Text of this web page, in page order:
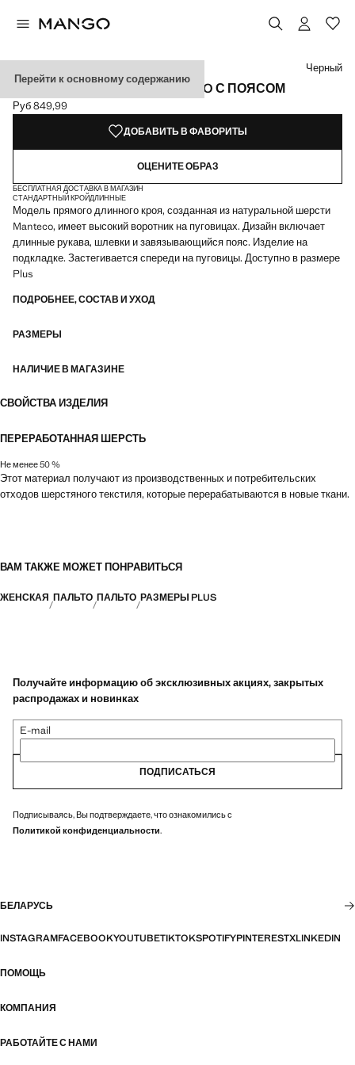
Перейти к основному содержанию
ПАЛЬТО ИЗ ШЕРСТИ MANTECO С ПОЯСОМ
Текущая цена [Руб 849,99 ]
Руб 849,99
Выберите цвет
Выбранный цвет: Черный
Цвет Коричневый средний
Цвет Зеленый
Черный
ДОБАВИТЬ В ФАВОРИТЫ
ОЦЕНИТЕ ОБРАЗ
БЕСПЛАТНАЯ ДОСТАВКА В МАГАЗИН
СТАНДАРТНЫЙ КРОЙДЛИННЫЕ
Модель прямого длинного кроя, созданная из натуральной шерсти
Manteco, имеет высокий воротник на пуговицах. Дизайн включает
длинные рукава, шлевки и завязывающийся пояс. Изделие на
подкладке. Застегивается спереди на пуговицы. Доступно в размере
Plus
ПОДРОБНЕЕ, СОСТАВ И УХОД
РАЗМЕРЫ
НАЛИЧИЕ В МАГАЗИНЕ
СВОЙСТВА ИЗДЕЛИЯ
ПЕРЕРАБОТАННАЯ ШЕРСТЬ
Не менее 50 %
Этот материал получают из производственных и потребительских
отходов шерстяного текстиля, которые перерабатываются в новые ткани.
ВАМ ТАКЖЕ МОЖЕТ ПОНРАВИТЬСЯ
ЖЕНСКАЯ ПАЛЬТО ПАЛЬТО РАЗМЕРЫ PLUS
Получайте информацию об эксклюзивных акциях, закрытых
распродажах и новинках
E-mail
ПОДПИСАТЬСЯ
Подписываясь, Вы подтверждаете, что ознакомились с
Политикой конфиденциальности.
БЕЛАРУСЬ
INSTAGRAMFACEBOOKYOUTUBETIKTOKSPOTIFYPINTERESTXLINKEDIN
ПОМОЩЬ
КОМПАНИЯ
РАБОТАЙТЕ С НАМИ